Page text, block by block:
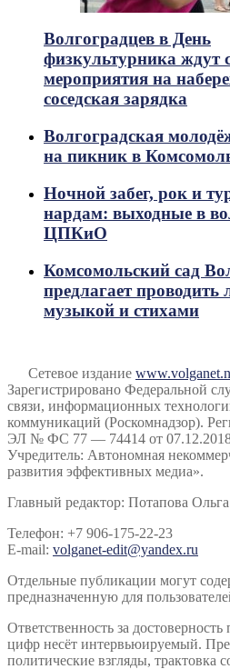
Волгоградцев в День
физкультурника ждут
мероприятия на
соседская зарядка
Волгоградская
на пикник в
Ночной забег, рок и
нардам: выходные в
ЦПКиО
Комсомольский сад
предлагает проводить
музыкой и стихами
Сетевое издание
Зарегистрировано Федеральной
связи, информационных
коммуникаций (Роскомнадзор).
ЭЛ № ФС 77 — 74414 от 07.12.2018
Учредитель: Автономная
развития эффективных медиа».
Главный редактор: Потапова
Телефон: +7 906-175-22-23
E-mail: volganet-edit@yandex.ru
Отдельные публикации могут
предназначенную для
Ответственность за
цифр несёт интервьюируемый.
политические взгляды, трактовка